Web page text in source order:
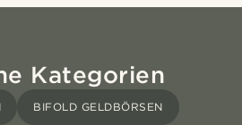
Kategorien
BIFOLD GELDBÖRSEN